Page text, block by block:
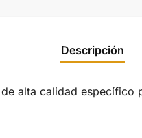
Descripción
alta calidad